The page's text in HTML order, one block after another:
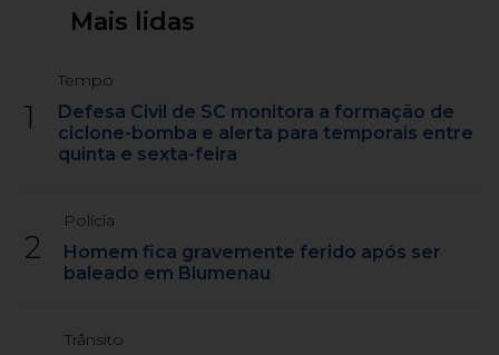
Mais lidas
1
Tempo
Defesa Civil de SC monitora a formação de
ciclone-bomba e alerta para temporais entre
quinta e sexta-feira
2
Polícia
Homem fica gravemente ferido após ser
baleado em Blumenau
Trânsito